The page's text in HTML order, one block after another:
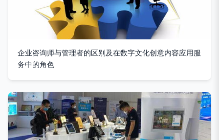
企业咨询师与管理者的区别及在数字文化创意内容应用服
务中的角色